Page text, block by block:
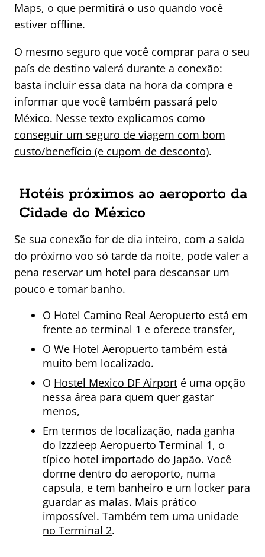
Maps, o que permitirá o uso quando você
estiver offline.
O mesmo seguro que você comprar para o seu
país de destino valerá durante a conexão:
basta incluir essa data na hora da compra e
informar que você também passará pelo
México. Nesse texto explicamos como
conseguir um seguro de viagem com bom
custo/benefício (e cupom de desconto).
Hotéis próximos ao aeroporto da
Cidade do México
Se sua conexão for de dia inteiro, com a saída
do próximo voo só tarde da noite, pode valer a
pena reservar um hotel para descansar um
pouco e tomar banho.
O Hotel Camino Real Aeropuerto está em
frente ao terminal 1 e oferece transfer,
O We Hotel Aeropuerto também está
muito bem localizado.
O Hostel Mexico DF Airport é uma opção
nessa área para quem quer gastar
menos,
Em termos de localização, nada ganha
do Izzzleep Aeropuerto Terminal 1, o
típico hotel importado do Japão. Você
dorme dentro do aeroporto, numa
capsula, e tem banheiro e um locker para
guardar as malas. Mais prático
impossível. Também tem uma unidade
no Terminal 2.